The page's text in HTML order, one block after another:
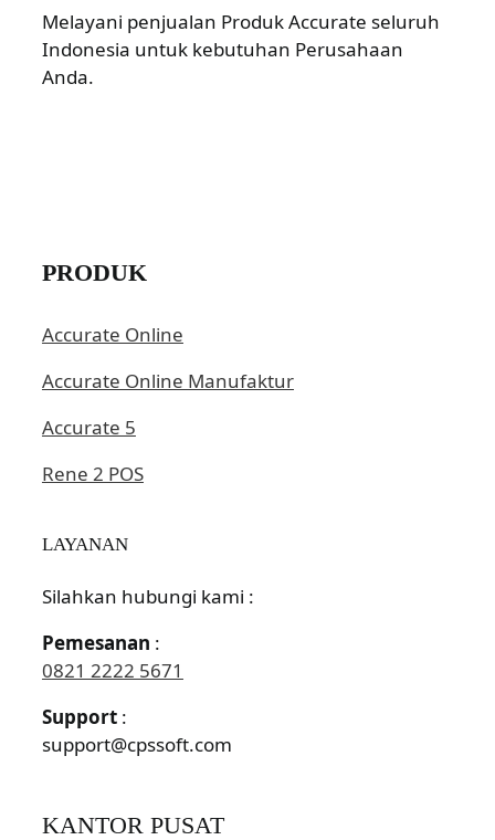
Melayani penjualan Produk Accurate seluruh
Indonesia untuk kebutuhan Perusahaan
Anda.
PRODUK
Accurate Online
Accurate Online Manufaktur
Accurate 5
Rene 2 POS
LAYANAN
Silahkan hubungi kami :
Pemesanan :
0821 2222 5671
Support:
support@cpssoft.com
KANTOR PUSAT